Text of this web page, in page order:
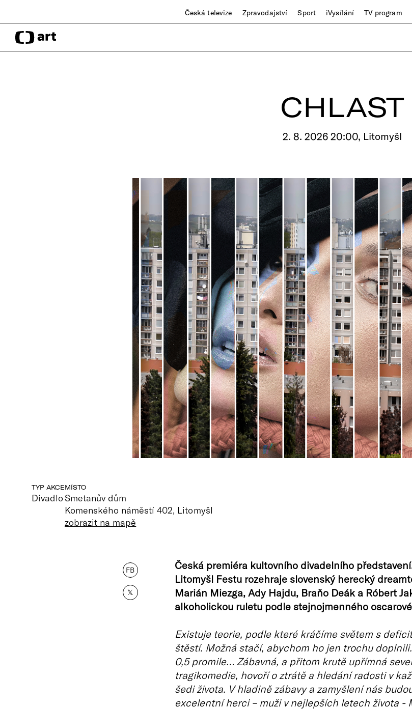
Česká televize Zpravodajství Sport iVysílání TV program
CHLAST
2. 8. 2026 20:00, Litomyšl
TYP AKCE
Divadlo
MÍSTO
Smetanův dům
Komenského náměstí 402, Litomyšl
zobrazit na mapě
FB
𝕏
Česká premiéra kultovního divadelního
Litomyšl Festu rozehraje slovenský herecký
Marián Miezga, Ady Hajdu, Braňo Deák a Róbert
alkoholickou ruletu podle stejnojmenného
Existuje teorie, podle které kráčíme světem s
štěstí. Možná stačí, abychom ho jen trochu
0,5 promile… Zábavná, a přitom krutě upřímná
tragikomedie, hovoří o ztrátě a hledání radosti v
šedi života. V hladině zábavy a zamyšlení nás
excelentní herci – muži v nejlepších letech života -